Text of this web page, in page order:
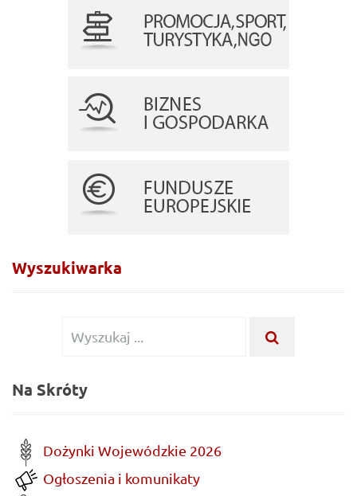
Wyszukiwarka
Wyszukiwanie
Na Skróty
Dożynki Wojewódzkie 2026
Ogłoszenia i komunikaty